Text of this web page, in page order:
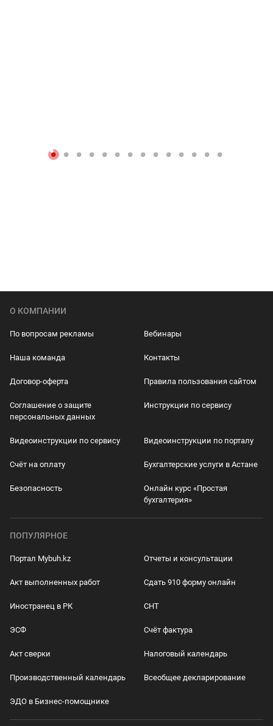
О КОМПАНИИ
По вопросам рекламы Вебинары
Наша команда Контакты
Договор-оферта Правила пользования сайтом
Соглашение о защите
персональных данных
Инструкции по сервису
Видеоинструкции по сервису Видеоинструкции по порталу
Счёт на оплату Бухгалтерские услуги в Астане
Безопасность
Онлайн курс «Простая
бухгалтерия»
ПОПУЛЯРНОЕ
Портал Mybuh.kz Отчеты и консультации
Акт выполненных работ Сдать 910 форму онлайн
Иностранец в РК СНТ
ЭСФ Счёт фактура
Акт сверки Налоговый календарь
Производственный календарь Всеобщее декларирование
ЭДО в Бизнес-помощнике